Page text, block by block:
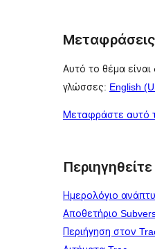
Μεταφράσεις
Αυτό το θέμα
γλώσσες: English
Μεταφράστε αυτό
Ημερολόγιο
Αποθετήριο
Περιήγηση στον